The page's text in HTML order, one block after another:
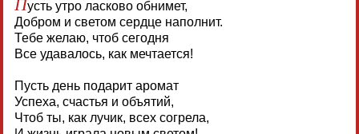
усть утро ласково обнимет,
Добром и светом сердце наполнит.
Тебе желаю, чтоб сегодня
Все удавалось, как мечтается!
Пусть день подарит аромат
Успеха, счастья и объятий,
Чтоб ты, как лучик, всех согрела,